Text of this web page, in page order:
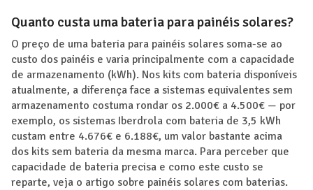
Quanto custa uma bateria para painéis solares?
O preço de uma bateria para painéis solares soma-se ao
custo dos painéis e varia principalmente com a capacidade
de armazenamento (kWh). Nos kits com bateria disponíveis
atualmente, a diferença face a sistemas equivalentes sem
armazenamento costuma rondar os 2.000€ a 4.500€ — por
exemplo, os sistemas Iberdrola com bateria de 3,5 kWh
custam entre 4.676€ e 6.188€, um valor bastante acima
dos kits sem bateria da mesma marca. Para perceber que
capacidade de bateria precisa e como este custo se
reparte, veja o artigo sobre painéis solares com baterias.